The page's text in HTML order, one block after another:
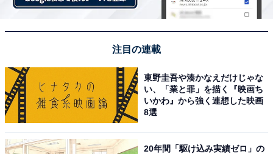
ジャヌ東京の自慢の1つが、広さ約4000平方メートルも
も都内ホテル最大級の340平方メートルあり、見たこと
もないようなマシーンがダイナミックに並んでいます。
注目の連載
東野圭吾や湊かなえだけじゃな
い、「業と罪」を描く『映画ち
いかわ』から強く連想した映画
8選
20年間「駆け込み実績ゼロ」の